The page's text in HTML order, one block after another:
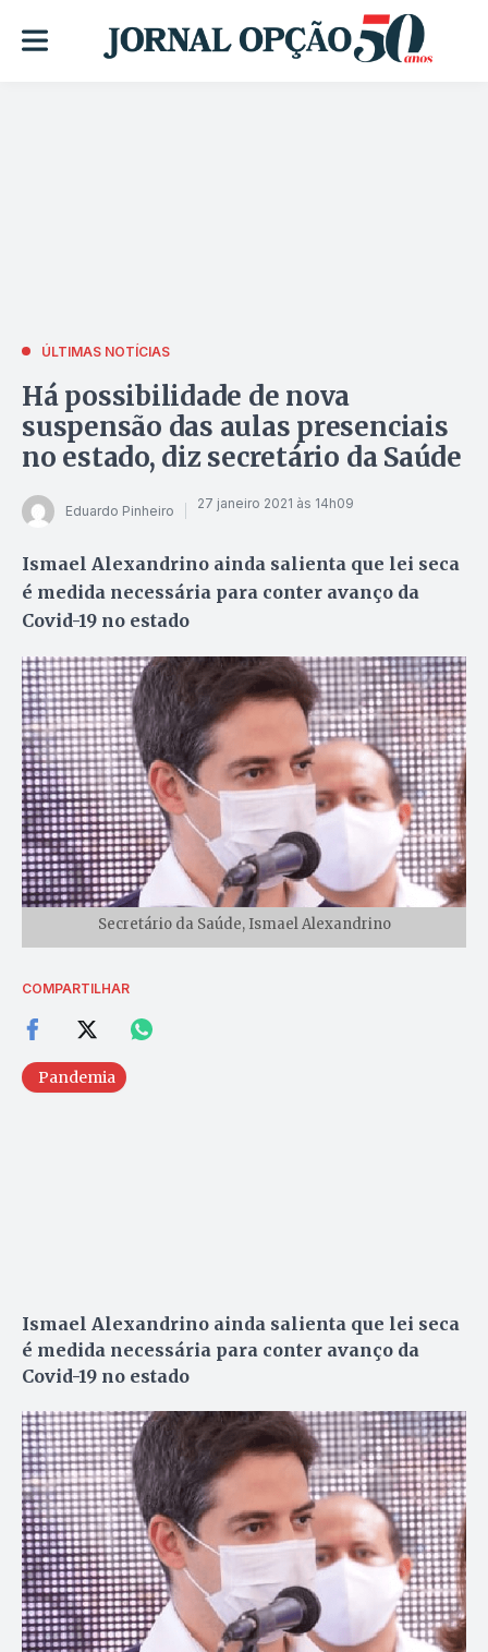
ÚLTIMAS NOTÍCIAS
Há possibilidade de nova
suspensão das aulas presenciais
no estado, diz secretário da Saúde
Eduardo Pinheiro 27 janeiro 2021 às 14h09
Ismael Alexandrino ainda salienta que lei seca
é medida necessária para conter avanço da
Covid-19 no estado
Secretário da Saúde, Ismael Alexandrino
COMPARTILHAR
Pandemia
Ismael Alexandrino ainda salienta que lei seca
é medida necessária para conter avanço da
Covid-19 no estado